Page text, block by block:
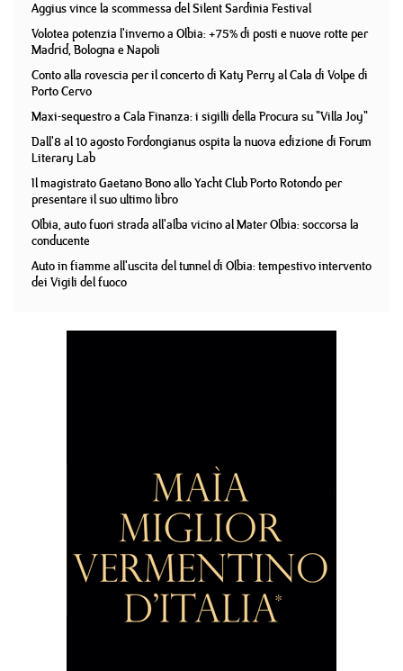
Aggius vince la scommessa del Silent Sardinia Festival
Volotea potenzia l'inverno a Olbia: +75% di posti e nuove rotte per
Madrid, Bologna e Napoli
Conto alla rovescia per il concerto di Katy Perry al Cala di Volpe di
Porto Cervo
Maxi-sequestro a Cala Finanza: i sigilli della Procura su "Villa Joy"
Dall'8 al 10 agosto Fordongianus ospita la nuova edizione di Forum
Literary Lab
Il magistrato Gaetano Bono allo Yacht Club Porto Rotondo per
presentare il suo ultimo libro
Olbia, auto fuori strada all'alba vicino al Mater Olbia: soccorsa la
conducente
Auto in fiamme all'uscita del tunnel di Olbia: tempestivo intervento
dei Vigili del fuoco